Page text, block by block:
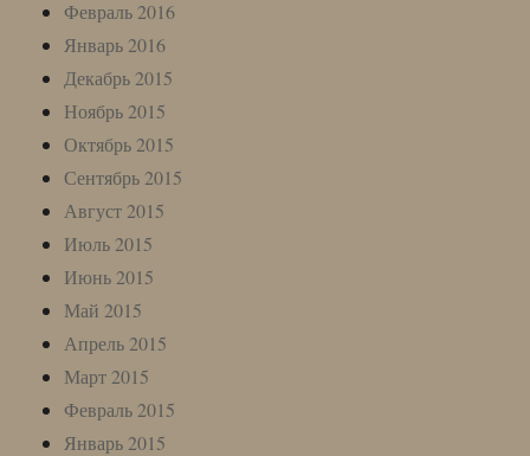
Февраль 2016
Январь 2016
Декабрь 2015
Ноябрь 2015
Октябрь 2015
Сентябрь 2015
Август 2015
Июль 2015
Июнь 2015
Май 2015
Апрель 2015
Март 2015
Февраль 2015
Январь 2015